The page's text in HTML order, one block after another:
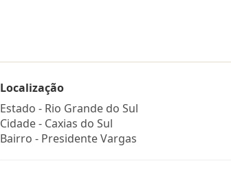
Localização
Estado - Rio Grande do Sul
Cidade - Caxias do Sul
Bairro - Presidente Vargas